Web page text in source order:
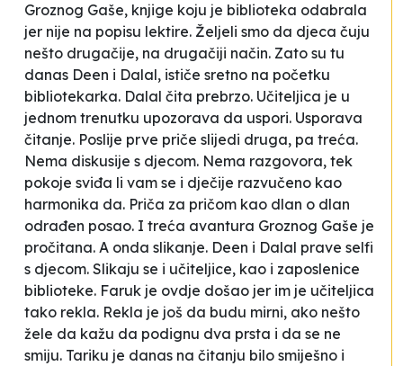
Groznog Gaše, knjige koju je biblioteka odabrala
jer nije na popisu lektire. Željeli smo da djeca čuju
nešto drugačije, na drugačiji način. Zato su tu
danas Deen i Dalal, ističe sretno na početku
bibliotekarka. Dalal čita prebrzo. Učiteljica je u
jednom trenutku upozorava da uspori. Usporava
čitanje. Poslije prve priče slijedi druga, pa treća.
Nema diskusije s djecom. Nema razgovora, tek
pokoje sviđa li vam se i dječije razvučeno kao
harmonika da. Priča za pričom kao dlan o dlan
odrađen posao. I treća avantura Groznog Gaše je
pročitana. A onda slikanje. Deen i Dalal prave selfi
s djecom. Slikaju se i učiteljice, kao i zaposlenice
biblioteke. Faruk je ovdje došao jer im je učiteljica
tako rekla. Rekla je još da budu mirni, ako nešto
žele da kažu da podignu dva prsta i da se ne
smiju. Tariku je danas na čitanju bilo smiješno i